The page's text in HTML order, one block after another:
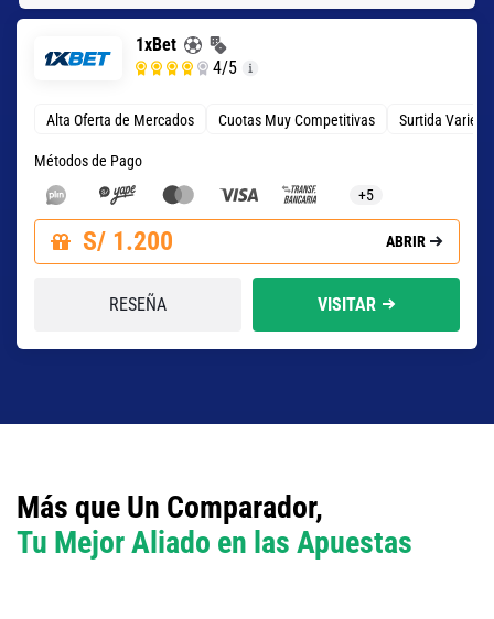
1xBet
4/5
Alta Oferta de Mercados Cuotas Muy Competitivas Surtida
Métodos de Pago
+5
S/ 1.200 ABRIR
RESEÑA VISITAR
Más que Un Comparador,
Tu Mejor Aliado en las Apuestas